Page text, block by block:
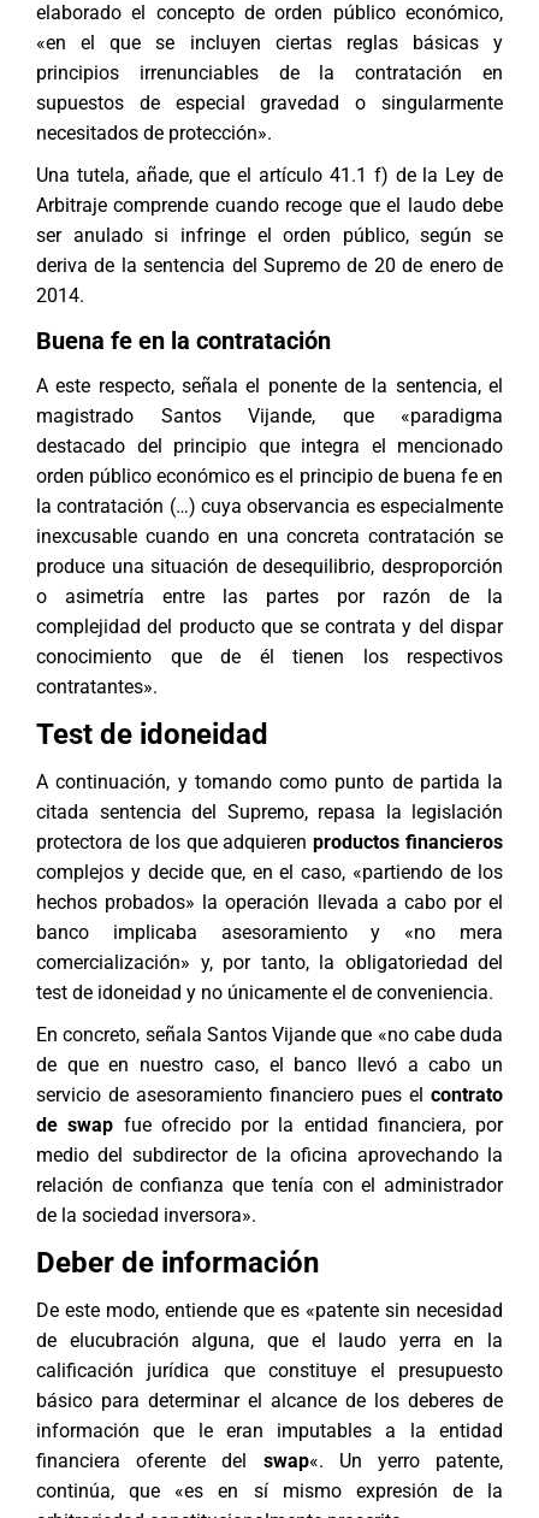
elaborado el concepto de orden público económico,
«en el que se incluyen ciertas reglas básicas y
principios irrenunciables de la contratación en
supuestos de especial gravedad o singularmente
necesitados de protección».
Una tutela, añade, que el artículo 41.1 f) de la Ley de
Arbitraje comprende cuando recoge que el laudo debe
ser anulado si infringe el orden público, según se
deriva de la sentencia del Supremo de 20 de enero de
2014.
Buena fe en la contratación
A este respecto, señala el ponente de la sentencia, el
magistrado Santos Vijande, que «paradigma
destacado del principio que integra el mencionado
orden público económico es el principio de buena fe en
la contratación (…) cuya observancia es especialmente
inexcusable cuando en una concreta contratación se
produce una situación de desequilibrio, desproporción
o asimetría entre las partes por razón de la
complejidad del producto que se contrata y del dispar
conocimiento que de él tienen los respectivos
contratantes».
Test de idoneidad
A continuación, y tomando como punto de partida la
citada sentencia del Supremo, repasa la legislación
protectora de los que adquierenproductos financieros
complejos y decide que, en el caso, «partiendo de los
hechos probados» la operación llevada a cabo por el
banco implicaba asesoramiento y «no mera
comercialización» y, por tanto, la obligatoriedad del
test de idoneidad y no únicamente el de conveniencia.
En concreto, señala Santos Vijande que «no cabe duda
de que en nuestro caso, el banco llevó a cabo un
servicio de asesoramiento financiero pues el contrato
de swap fue ofrecido por la entidad financiera, por
medio del subdirector de la oficina aprovechando la
relación de confianza que tenía con el administrador
de la sociedad inversora».
Deber de información
De este modo, entiende que es «patente sin necesidad
de elucubración alguna, que el laudo yerra en la
calificación jurídica que constituye el presupuesto
básico para determinar el alcance de los deberes de
información que le eran imputables a la entidad
financiera oferente del swap«. Un yerro patente,
continúa, que «es en sí mismo expresión de la